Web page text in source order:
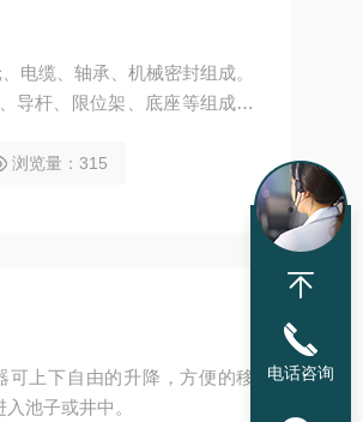
电缆、轴承、机械密封组成。
导杆、限位架、底座等组成。
浏览量：315
上下自由的升降，方便的移
池子或井中。
电话咨询